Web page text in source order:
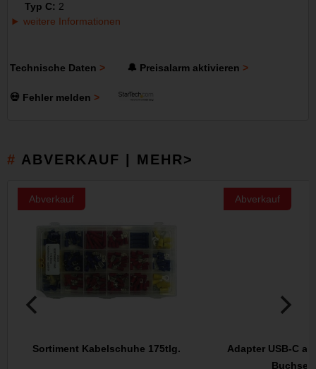
Typ C: 2
weitere Informationen
Technische Daten 🔔 Preisalarm aktivieren
💀 Fehler melden
ABVERKAUF | MEHR>
Abverkauf
Sortiment Kabelschuhe 175tlg.
Abverkauf
Adapter USB-C
Buchse,